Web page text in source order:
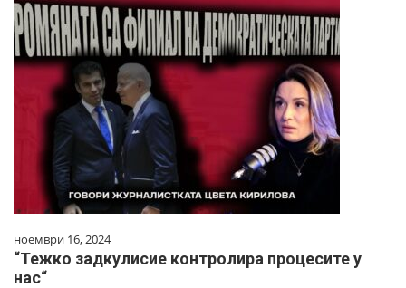
ноември 16, 2024
“Тежко задкулисие контролира процесите у
нас“